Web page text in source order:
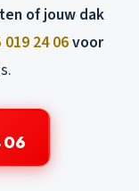
of jouw dak
019 24 06voor
06